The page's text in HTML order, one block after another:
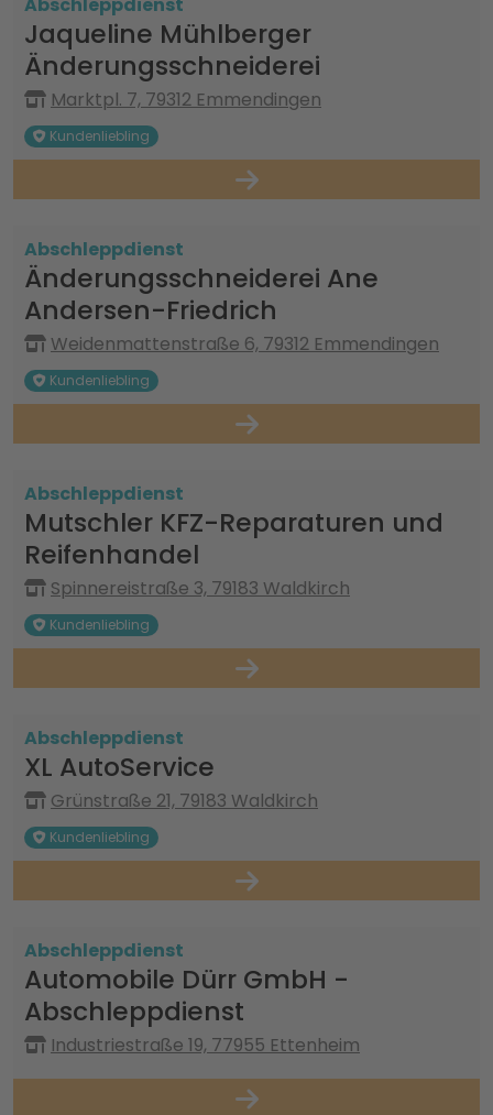
Jaqueline Mühlberger
Änderungsschneiderei
Marktpl. 7, 79312 Emmendingen
Kundenliebling
Abschleppdienst
Änderungsschneiderei Ane
Andersen-Friedrich
Weidenmattenstraße 6, 79312 Emmendingen
Kundenliebling
Abschleppdienst
Mutschler KFZ-Reparaturen und
Reifenhandel
Spinnereistraße 3, 79183 Waldkirch
Kundenliebling
Abschleppdienst
XL AutoService
Grünstraße 21, 79183 Waldkirch
Kundenliebling
Abschleppdienst
Automobile Dürr GmbH -
Abschleppdienst
Industriestraße 19, 77955 Ettenheim